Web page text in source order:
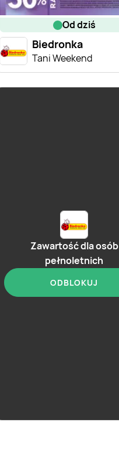
od dziś
Biedronka
Tani Weekend
Zawartość dla osób
pełnoletnich
ODBLOKUJ